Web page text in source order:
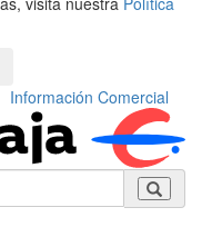
Información Comercial